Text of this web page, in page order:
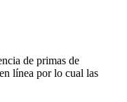
de primas de
línea por lo cual las